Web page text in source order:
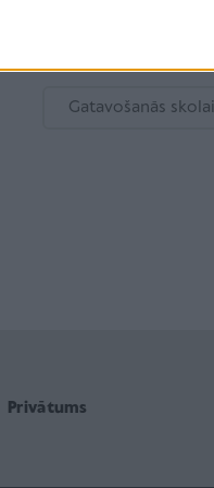
Gatavošanās skolai
Privātums